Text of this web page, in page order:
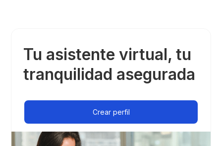
Tu asistente virtual, tu
tranquilidad asegurada
Crear perfil